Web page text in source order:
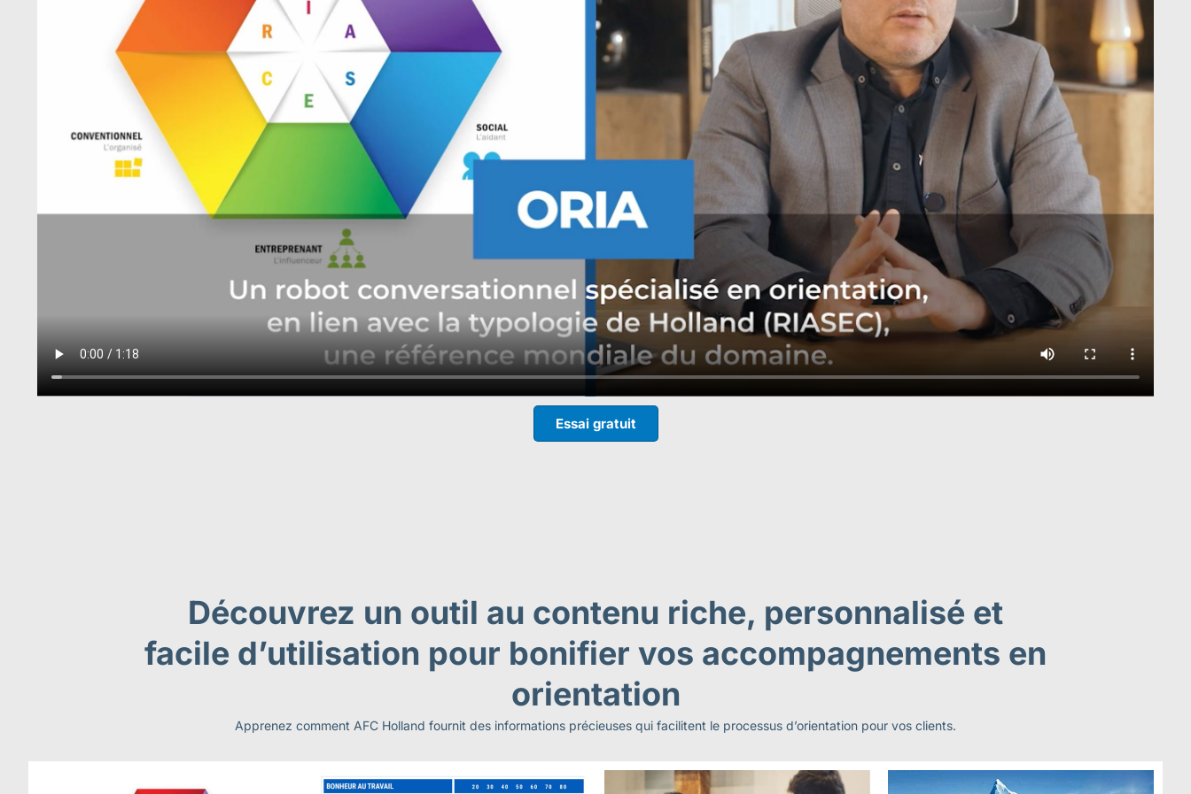
Essai gratuit
Découvrez un outil au contenu riche, personnalisé et
facile d’utilisation pour bonifier vos accompagnements en
orientation
Apprenez comment AFC Holland fournit des informations précieuses qui facilitent le processus d’orientation pour vos clients.